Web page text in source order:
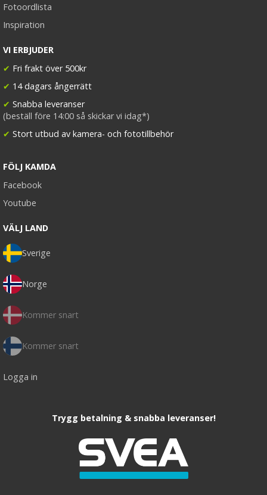
Fotoordlista
Inspiration
VI ERBJUDER
✔ Fri frakt över 500kr
✔ 14 dagars ångerrätt
✔ Snabba leveranser
(beställ före 14:00 så skickar vi idag*)
✔ Stort utbud av kamera- och fototillbehör
FÖLJ KAMDA
Facebook
Youtube
VÄLJ LAND
Sverige
Norge
Kommer snart
Kommer snart
Logga in
Trygg betalning & snabba leveranser!